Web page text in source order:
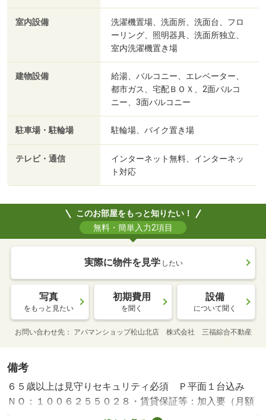
室内設備
洗濯機置場、洗面所、洗面台、フロ
ーリング、照明器具、洗面所独立、
室内洗濯機置き場
建物設備
給湯、バルコニー、エレベーター、
都市ガス、宅配ＢＯＸ、2面バルコ
ニー、3面バルコニー
駐車場・駐輪場 駐輪場、バイク置き場
テレビ・通信
インターネット無料、インターネッ
ト対応
このお部屋をもっと知りたい！
無料・簡単入力2項目
実際に物件を見学 したい
写真
をもっと見たい
初期費用
を聞く
設備
について聞く
お問い合わせ先 アパマンショップ松山北店 株式会社 三福綜合不動産
備考
６５歳以上は見守りセキュリティ必須 Ｐ平面１台込み
ＮＯ：１００６２５５０２８・賃貸保証等：加入要（月額
賃料等×４０％＋登録事務手数料３３００円（１回の